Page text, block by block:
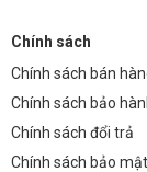
Chính sách
Chính sách bán
Chính sách bảo
Chính sách đổi trả
Chính sách bảo mật